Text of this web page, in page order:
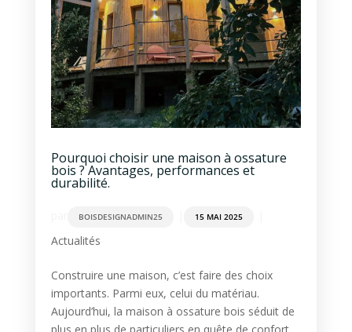
Pourquoi choisir une maison à ossature
bois ? Avantages, performances et
durabilité.
BOISDESIGNADMIN25 15 MAI 2025
Actualités
Construire une maison, c’est faire des choix
importants. Parmi eux, celui du matériau.
Aujourd’hui, la maison à ossature bois séduit de